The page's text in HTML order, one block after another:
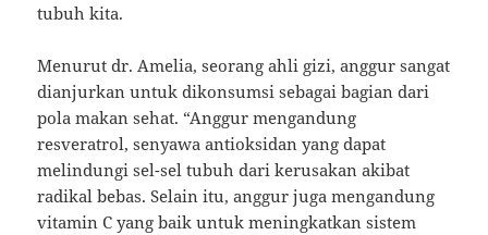
tubuh kita.
Menurut dr. Amelia, seorang ahli gizi, anggur sangat
dianjurkan untuk dikonsumsi sebagai bagian dari
pola makan sehat. “Anggur mengandung
resveratrol, senyawa antioksidan yang dapat
melindungi sel-sel tubuh dari kerusakan akibat
radikal bebas. Selain itu, anggur juga mengandung
vitamin C yang baik untuk meningkatkan sistem